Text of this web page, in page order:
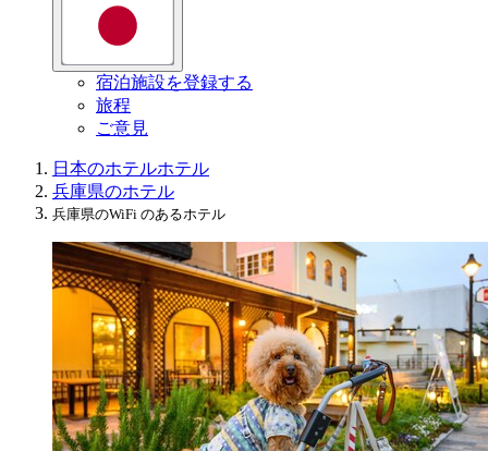
宿泊施設を登録する
旅程
ご意見
日本のホテルホテル
兵庫県のホテル
兵庫県のWiFi のあるホテル